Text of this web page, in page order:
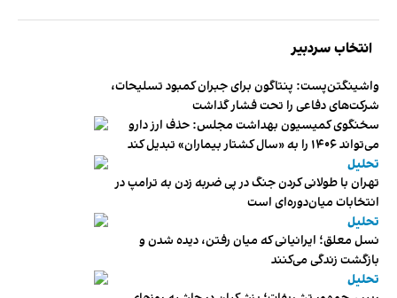
انتخاب سردبیر
واشینگتن‌پست: پنتاگون برای جبران کمبود تسلیحات،
شرکت‌های دفاعی را تحت فشار گذاشت
سخنگوی کمیسیون بهداشت مجلس: حذف ارز دارو
می‌تواند ۱۴۰۶ را به «سال کشتار بیماران» تبدیل کند
تحلیل
تهران با طولانی کردن جنگ در پی ضربه زدن به ترامپ در
انتخابات میان‌دوره‌ای است
تحلیل
نسل معلق؛ ایرانیانی که میان رفتن، دیده شدن و
بازگشت زندگی می‌کنند
تحلیل